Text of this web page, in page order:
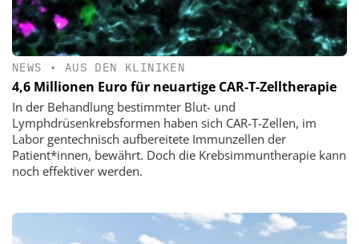
NEWS • AUS DEN KLINIKEN
4,6 Millionen Euro für neuartige CAR-T-Zelltherapie
In der Behandlung bestimmter Blut- und
Lymphdrüsenkrebsformen haben sich CAR-T-Zellen, im
Labor gentechnisch aufbereitete Immunzellen der
Patient*innen, bewährt. Doch die Krebsimmuntherapie kann
noch effektiver werden.